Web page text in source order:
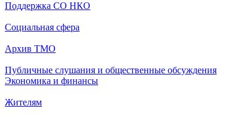
Поддержка СО НКО
Социальная сфера
Архив ТМО
Публичные слушания и общественные обсуждения
Экономика и финансы
Жителям